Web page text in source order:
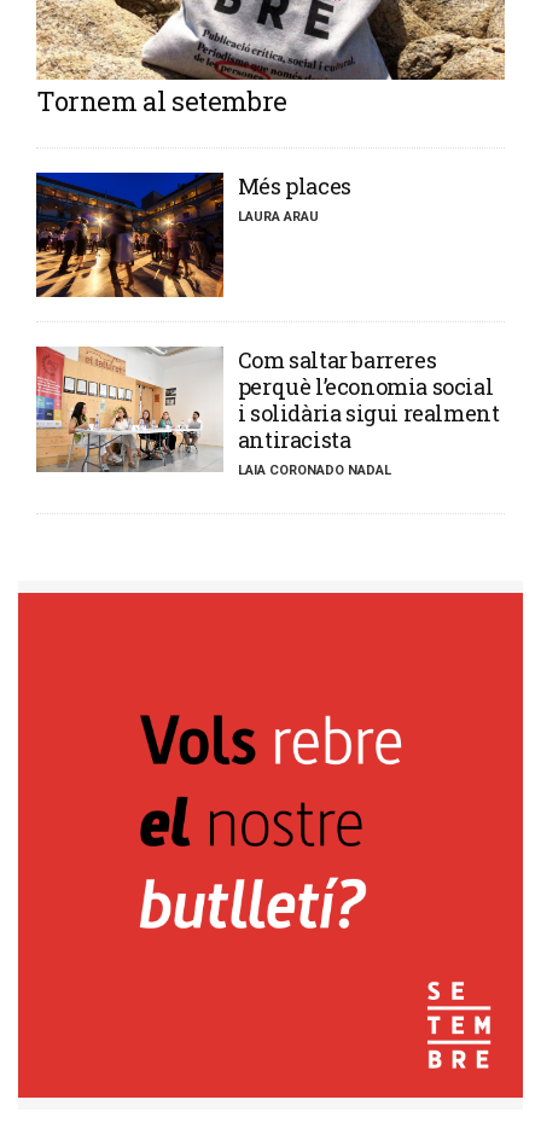
Tornem al setembre
​Més places
LAURA ARAU
​Com saltar barreres
perquè l’economia social
i solidària sigui realment
antiracista
LAIA CORONADO NADAL